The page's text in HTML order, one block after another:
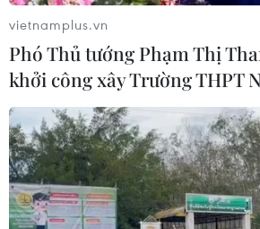
nền tảng tư tưởng của Đảng
24/07/2026 11:51
Hà Nội: Lan tỏa đạo lý “Uống
nhớ nguồn” trên các nền tảng số
23/07/2026 11:40
vietnamplus.vn
Phó Thủ tướng Phạm Thị
khởi công xây Trường THPT